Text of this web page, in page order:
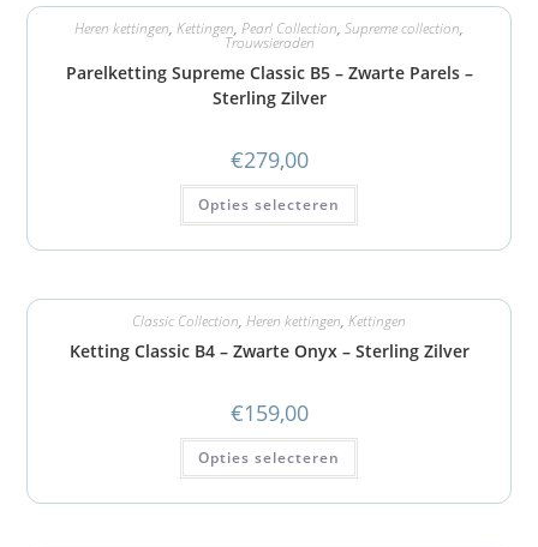
Heren kettingen, Kettingen, Pearl Collection, Supreme collection,
Trouwsieraden
Parelketting Supreme Classic B5 – Zwarte Parels –
Sterling Zilver
€279,00
Opties selecteren
Classic Collection, Heren kettingen, Kettingen
Ketting Classic B4 – Zwarte Onyx – Sterling Zilver
€159,00
Opties selecteren